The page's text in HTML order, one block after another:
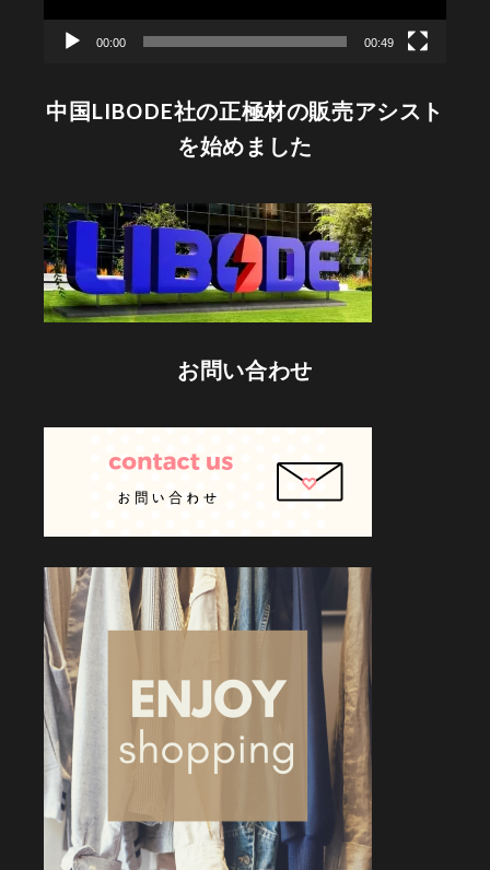
00:00 00:49
中国LIBODE社の正極材の販売アシスト
を始めました
お問い合わせ